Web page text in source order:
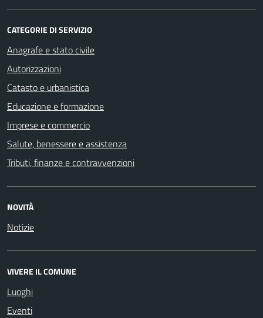
CATEGORIE DI SERVIZIO
Anagrafe e stato civile
Autorizzazioni
Catasto e urbanistica
Educazione e formazione
Imprese e commercio
Salute, benessere e assistenza
Tributi, finanze e contravvenzioni
NOVITÀ
Notizie
VIVERE IL COMUNE
Luoghi
Eventi